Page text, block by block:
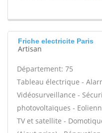
Friche electricite Paris
Artisan
Département: 75
Tableau électrique -
Vidéosurveillance -
photovoltaïques -
TV et satellite -